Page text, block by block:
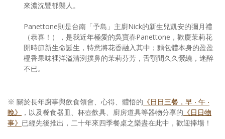
來濃沈豐郁襲人。
Panettone則是台南「予島」主廚Nick的新生兒凱安的彌月禮
（恭喜！），是我近年極愛的吳寶春Panettone，歡慶茉莉花
開時節新生命誕生，特意將花香融入其中；麵包體本身的盈盈
橙香果味裡洋溢清洌撲鼻的茉莉芬芳，舌顎間久久縈繞，迷醉
不已。
※ 關於長年廚事與飲食領會、心得、體悟的 《日日三餐，早 ‧ 午 ‧
晚》
，以及餐食器皿、杯壺飲具、廚房道具等器物分享的 《日日物
事》 已經先後推出，二十年來四季餐桌之樂盡在此中，歡迎捧場！